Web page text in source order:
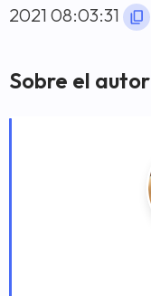
2021 08:03:31
Sobre el autor